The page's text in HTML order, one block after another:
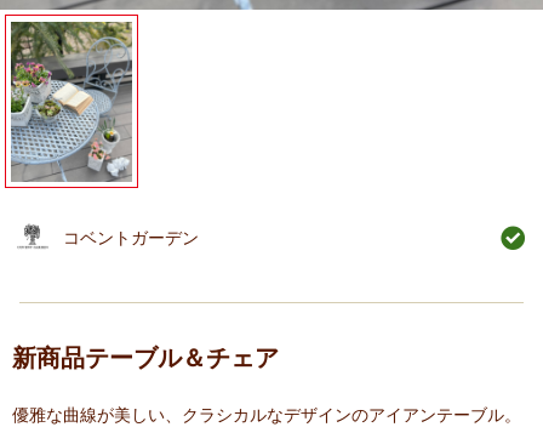
コベントガーデン
新商品テーブル＆チェア
優雅な曲線が美しい、クラシカルなデザインのアイアンテーブル。